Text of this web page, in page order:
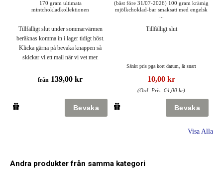
170 gram ultimata
mintchokladkollektionen
Tillfälligt slut under sommarvärmen
beräknas komma in i lager tidigt höst.
Klicka gärna på bevaka knappen så
skickar vi ett mail när vi vet mer.
från 139,00 kr
(bäst före 31/07-2026) 100 gram krämig
mjölkchoklad-bar smaksatt med engelsk
Tillfälligt slut
Sänkt pris pga kort datum, ät snart
10,00 kr
(Ord. Pris: 64,00 kr)
Visa Alla
Andra produkter från samma kategori